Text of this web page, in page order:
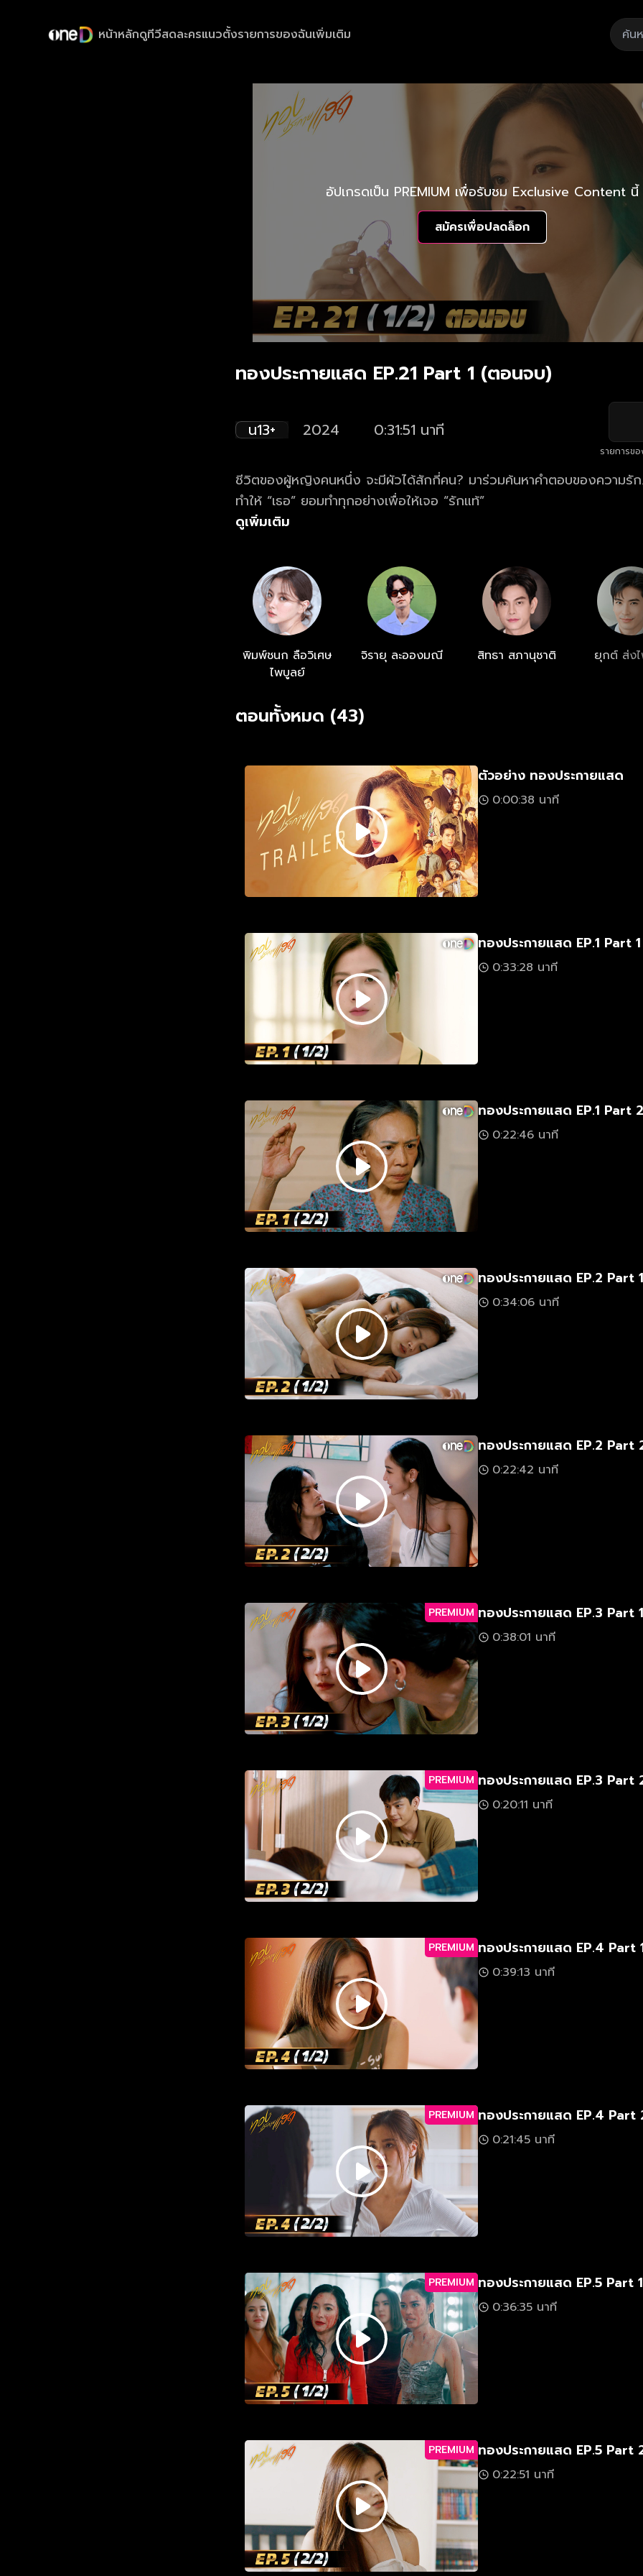
หน้าหลักดูทีวีสดละครแนวตั้งรายการของฉันเพิ่มเติม
อัปเกรดเป็น PREMIUM เพื่อรับชม Exclusive Content นี้
สมัครเพื่อปลดล็อก
ทองประกายแสด EP.21 Part 1 (ตอนจบ)
น13+ 2024 0:31:51 นาที
รายการข
ชีวิตของผู้หญิงคนหนึ่ง จะมีผัวได้สักกี่คน? มาร่วมค้นหาคำตอบของความรั
ทำให้ “เธอ” ยอมทำทุกอย่างเพื่อให้เจอ “รักแท้”
ดูเพิ่มเติม
พิมพ์ชนก ลือวิเศษ
ไพบูลย์
จิรายุ ละอองมณี สิทธา สภานุชาติ ยุกต์ ส่ง
ตอนทั้งหมด (43)
ตัวอย่าง ทองประกายแสด
0:00:38 นาที
ทองประกายแสด EP.1 Part 1
0:33:28 นาที
ทองประกายแสด EP.1 Part 2
0:22:46 นาที
ทองประกายแสด EP.2 Part 1
0:34:06 นาที
ทองประกายแสด EP.2 Part
0:22:42 นาที
PREMIUM ทองประกายแสด EP.3 Part 1
0:38:01 นาที
PREMIUM ทองประกายแสด EP.3 Part
0:20:11 นาที
PREMIUM ทองประกายแสด EP.4 Part
0:39:13 นาที
PREMIUM ทองประกายแสด EP.4 Part
0:21:45 นาที
PREMIUM ทองประกายแสด EP.5 Part 1
0:36:35 นาที
PREMIUM ทองประกายแสด EP.5 Part
0:22:51 นาที